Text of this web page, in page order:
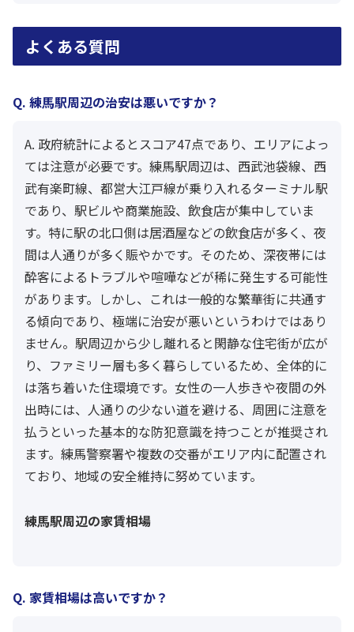
よくある質問
Q. 練馬駅周辺の治安は悪いですか？
A. 政府統計によるとスコア47点であり、エリアによっ
ては注意が必要です。練馬駅周辺は、西武池袋線、西
武有楽町線、都営大江戸線が乗り入れるターミナル駅
であり、駅ビルや商業施設、飲食店が集中していま
す。特に駅の北口側は居酒屋などの飲食店が多く、夜
間は人通りが多く賑やかです。そのため、深夜帯には
酔客によるトラブルや喧嘩などが稀に発生する可能性
があります。しかし、これは一般的な繁華街に共通す
る傾向であり、極端に治安が悪いというわけではあり
ません。駅周辺から少し離れると閑静な住宅街が広が
り、ファミリー層も多く暮らしているため、全体的に
は落ち着いた住環境です。女性の一人歩きや夜間の外
出時には、人通りの少ない道を避ける、周囲に注意を
払うといった基本的な防犯意識を持つことが推奨され
ます。練馬警察署や複数の交番がエリア内に配置され
ており、地域の安全維持に努めています。
練馬駅周辺の家賃相場
Q. 家賃相場は高いですか？